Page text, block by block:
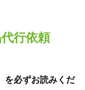
行依頼
を必ずお読みくだ